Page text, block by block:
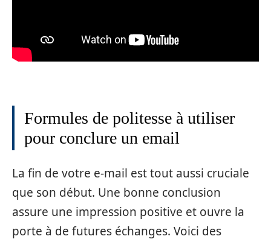
Formules de politesse à utiliser
pour conclure un email
La fin de votre e-mail est tout aussi cruciale
que son début. Une bonne conclusion
assure une impression positive et ouvre la
porte à de futures échanges. Voici des